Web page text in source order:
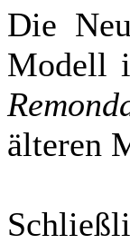
Die
Modell
älteren